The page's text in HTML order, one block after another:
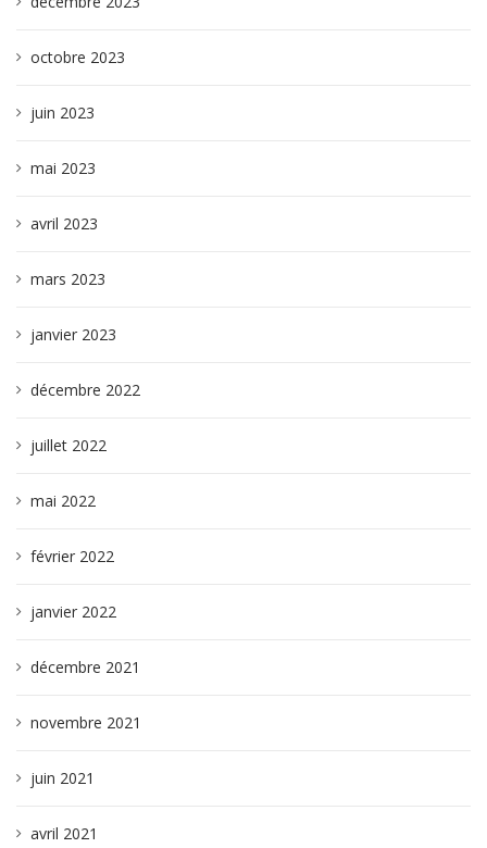
octobre 2023
juin 2023
mai 2023
avril 2023
mars 2023
janvier 2023
décembre 2022
juillet 2022
mai 2022
février 2022
janvier 2022
décembre 2021
novembre 2021
juin 2021
avril 2021